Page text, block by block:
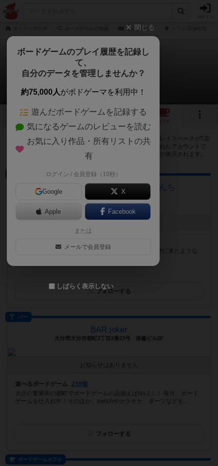
うんこカレー
うんこカレー
5店のカフェ/スペースが提供中
1
カフェ
うんこカレーで遊ぶことができるボードゲームカフェ・プレイスペースが5店
登録されています。公開プロフィールの都道府県が設定されたアカウントで
ログインすると、同じ都道府県内の店舗に絞り込むボタンが表示されます。
プレイスペース
ボードゲームハウス ともだちんち
埼玉県坂戸市南町12−21
東武東上線坂戸駅南口から徒歩３分 ともだちんちに遊びに来たような
フォローする
バー
BAR joker
大分県大分市都町3丁目2番23号 後藤ビル2F
お知らせはありません
遊べるボードゲーム
239個
大分の繁華街の都町でボードゲームの品揃えはNo.1！！ 毎月、ボード
ゲームを仕入れ中！そのほか、switchやカラオケ、ダーツなどを...
フォローする
ボードゲームカフェ
閉じる
ボードゲームのプレイ履歴を記録し
て、
自分のデータを管理しませんか？
約75,000人がボドゲーマを利用中！
遊んだボードゲームを記録する
気になるゲームのレビューを読む
お気に入り作品・所有リストの共
有
ログイン / 会員登録（10秒）
Google X
Apple Facebook
または
メールで会員登録
しばらく表示しない